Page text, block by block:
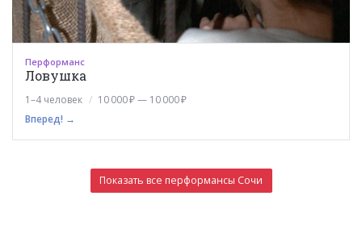
Перформанс
Ловушка
1–4 человек
10 000 ₽ — 10 000 ₽
Вперед! →
Показать все перформансы Сочи